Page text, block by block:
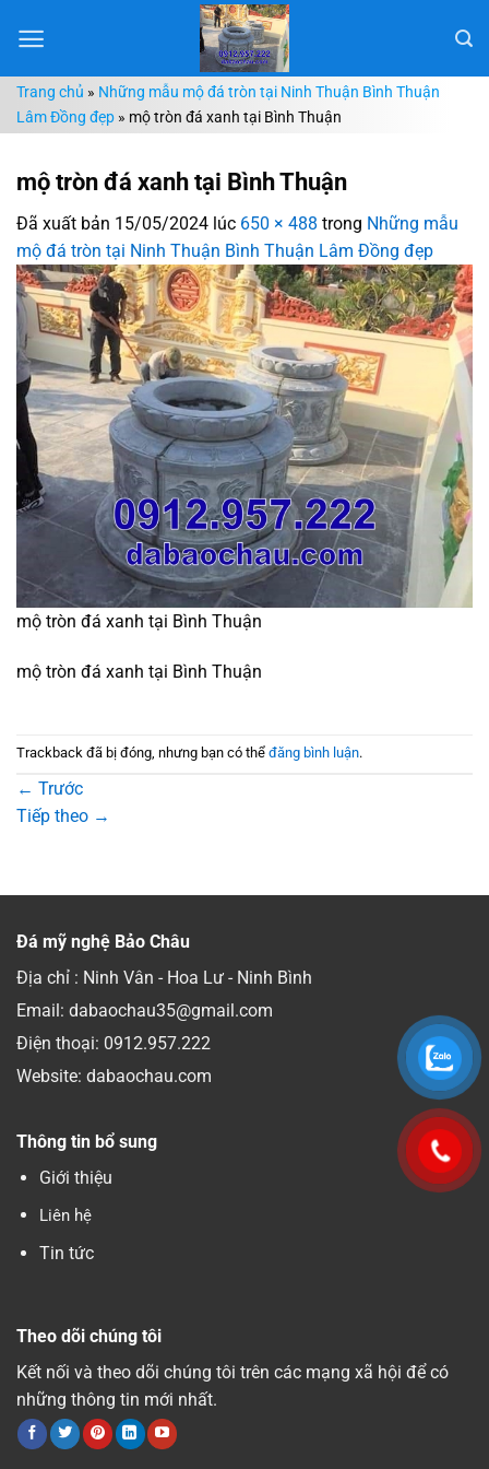
đến
dungTrang chủ » Những mẫu mộ đá tròn tại Ninh Thuận Bình Thuận
Lâm Đồng đẹp » mộ tròn đá xanh tại Bình Thuận
mộ tròn đá xanh tại Bình Thuận
Đã xuất bản 15/05/2024 lúc 650 × 488 trong Những mẫu
mộ đá tròn tại Ninh Thuận Bình Thuận Lâm Đồng đẹp
mộ tròn đá xanh tại Bình Thuận
mộ tròn đá xanh tại Bình Thuận
Trackback đã bị đóng, nhưng bạn có thể đăng bình luận.
← Trước
Tiếp theo →
Đá mỹ nghệ Bảo Châu
Địa chỉ : Ninh Vân - Hoa Lư - Ninh Bình
Email: dabaochau35@gmail.com
Điện thoại: 0912.957.222
Website: dabaochau.com
Thông tin bổ sung
Giới thiệu
Liên hệ
Tin tức
Theo dõi chúng tôi
Kết nối và theo dõi chúng tôi trên các mạng xã hội để có
những thông tin mới nhất.